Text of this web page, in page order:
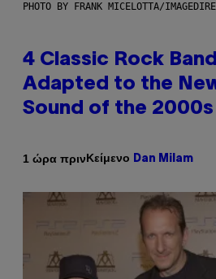
PHOTO BY FRANK MICELOTTA/
4 Classic Rock
Adapted to the
Sound of the 2000s
1 ώρα πρινΚείμενο Dan Milam